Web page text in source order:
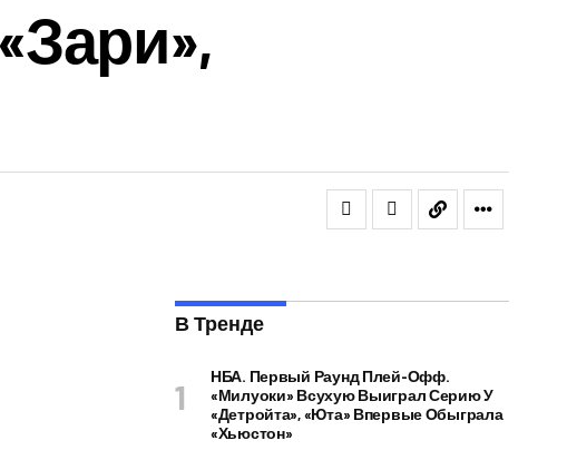
В Тренде
НБА. Первый Раунд Плей-Офф.
«Милуоки» Всухую Выиграл Серию У
«Детройта», «Юта» Впервые Обыграла
«Хьюстон»